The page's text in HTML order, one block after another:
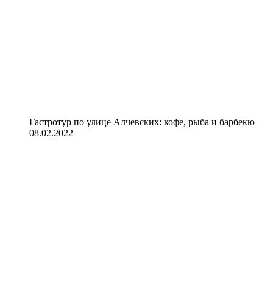
Гастротур по улице Алчевских: кофе, рыба и барбекю
08.02.2022